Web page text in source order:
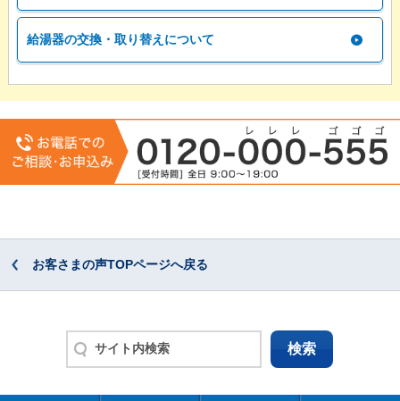
給湯器の交換・取り替えについて
お客さまの声TOPページへ戻る